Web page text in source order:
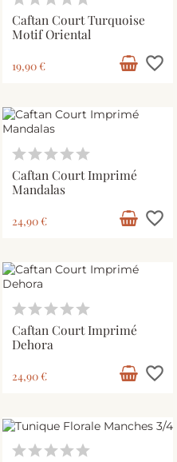
Caftan Court Turquoise
Motif Oriental
19,90 € favorite_border
Caftan Court Imprimé
Mandalas
24,90 € favorite_border
Caftan Court Imprimé
Dehora
24,90 € favorite_border